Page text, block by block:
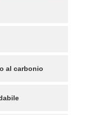
al carbonio